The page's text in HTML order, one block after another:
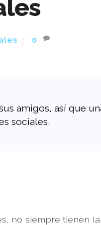
0
amigos, así que
sociales.
no siempre tienen